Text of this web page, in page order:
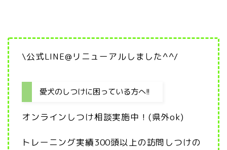
\公式LINE@リニューアルしました^^/
愛犬のしつけに困っている方へ!!
オンラインしつけ相談実施中！(県外ok)
トレーニング実績300頭以上の訪問しつけの